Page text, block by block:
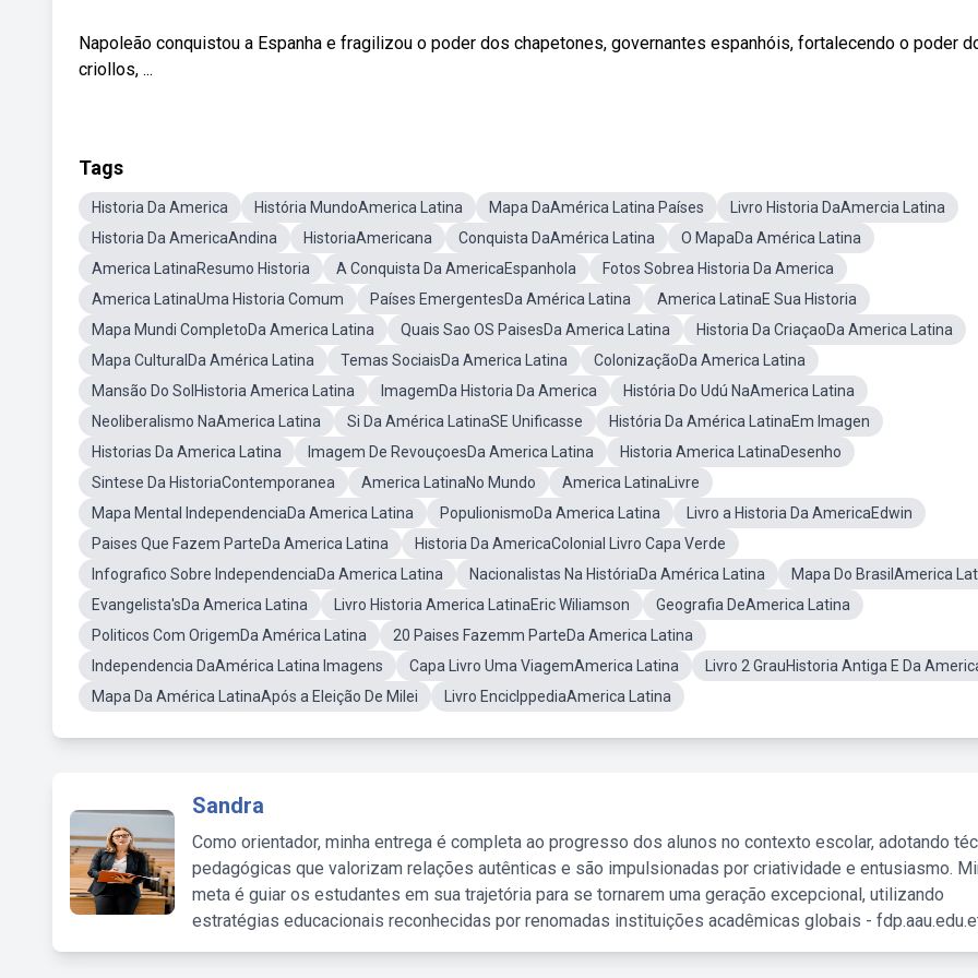
Napoleão conquistou a Espanha e fragilizou o poder dos chapetones, governantes espanhóis, fortalecendo o poder
criollos, ...
Tags
Historia Da America História MundoAmerica Latina Mapa DaAmérica Latina Países
Livro Historia DaAmercia Latina
Historia Da AmericaAndina
HistoriaAmericana Conquista DaAmérica Latina
O MapaDa América Latina
America LatinaResumo Historia
A Conquista Da AmericaEspanhola
Fotos Sobrea Historia Da America
America LatinaUma Historia Comum
Países EmergentesDa América Latina
America LatinaE Sua Historia
Mapa Mundi CompletoDa America Latina
Quais Sao OS PaisesDa America Latina
Historia Da CriaçaoDa America Latina
Mapa CulturalDa América Latina
Temas SociaisDa America Latina
ColonizaçãoDa America Latina
Mansão Do SolHistoria America Latina
ImagemDa Historia Da America
História Do Udú NaAmerica Latina
Neoliberalismo NaAmerica Latina
Si Da América LatinaSE Unificasse
História Da América LatinaEm Imagen
Historias Da America Latina
Imagem De RevouçoesDa America Latina
Historia America LatinaDesenho
Sintese Da HistoriaContemporanea
America LatinaNo Mundo
America LatinaLivre
Mapa Mental IndependenciaDa America Latina
PopulionismoDa America Latina
Livro a Historia Da AmericaEdwin
Paises Que Fazem ParteDa America Latina
Historia Da AmericaColonial Livro Capa Verde
Infografico Sobre IndependenciaDa America Latina
Nacionalistas Na HistóriaDa América Latina
Mapa Do BrasilAmerica
Evangelista'sDa America Latina
Livro Historia America LatinaEric Wiliamson
Geografia DeAmerica Latina
Politicos Com OrigemDa América Latina
20 Paises Fazemm ParteDa America Latina
Independencia DaAmérica Latina Imagens
Capa Livro Uma ViagemAmerica Latina
Livro 2 GrauHistoria Antiga E Da
Mapa Da América LatinaApós a Eleição De Milei
Livro EnciclppediaAmerica Latina
Sandra
Como orientador, minha entrega é completa ao progresso dos alunos no contexto escolar, adotando
pedagógicas que valorizam relações autênticas e são impulsionadas por criatividade e entusiasmo.
meta é guiar os estudantes em sua trajetória para se tornarem uma geração excepcional, utilizando
estratégias educacionais reconhecidas por renomadas instituições acadêmicas globais -